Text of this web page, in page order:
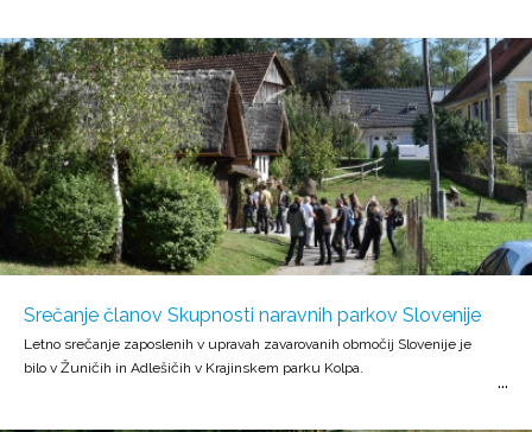
Srečanje članov Skupnosti naravnih parkov Slovenije
Letno srečanje zaposlenih v upravah zavarovanih območij Slovenije je
bilo v Žuničih in Adlešičih v Krajinskem parku Kolpa.